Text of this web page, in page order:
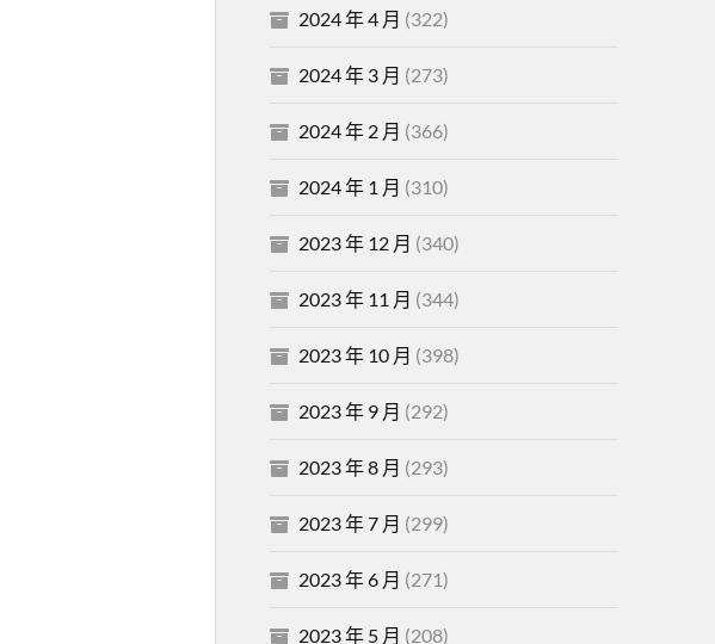
2024 年 4 月 (322)
2024 年 3 月 (273)
2024 年 2 月 (366)
2024 年 1 月 (310)
2023 年 12 月 (340)
2023 年 11 月 (344)
2023 年 10 月 (398)
2023 年 9 月 (292)
2023 年 8 月 (293)
2023 年 7 月 (299)
2023 年 6 月 (271)
2023 年 5 月 (208)